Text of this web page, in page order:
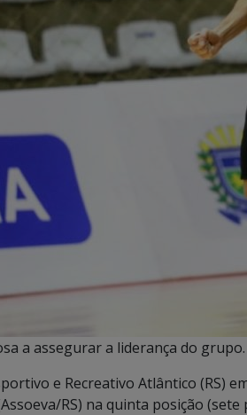
a assegurar a liderança do grupo.
e Recreativo Atlântico (RS)
RS) na quinta posição